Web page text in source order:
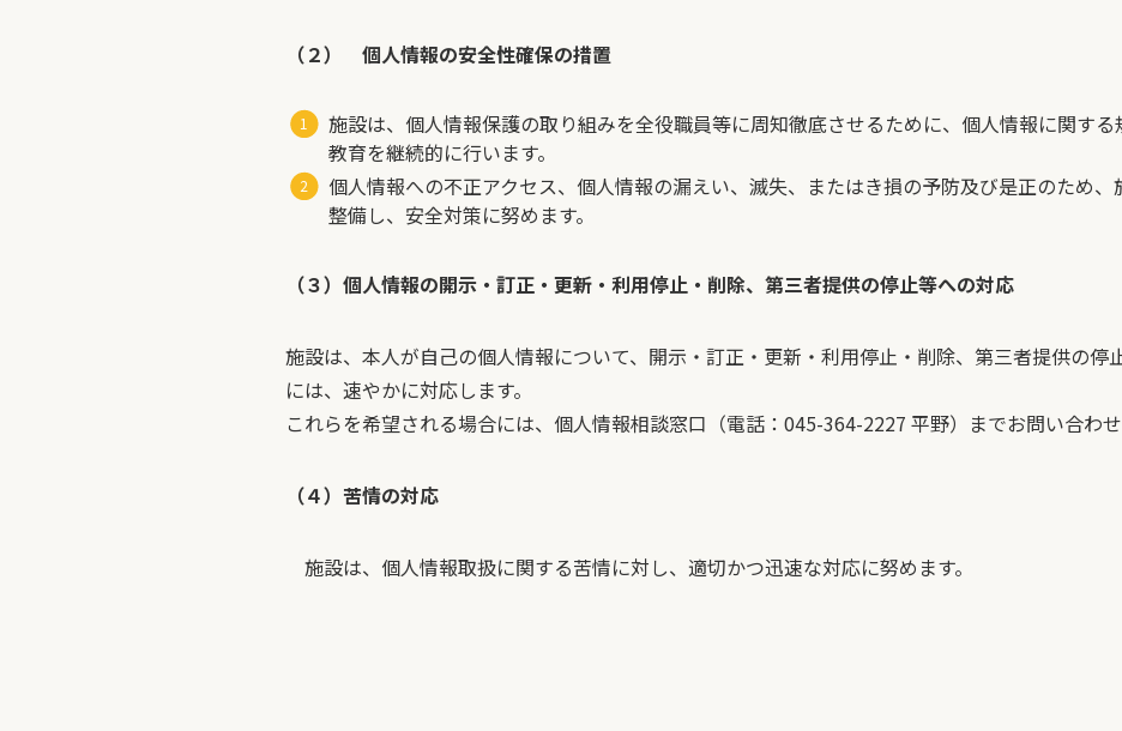
（２） 個人情報の安全性確保の措置
施設は、個人情報保護の取り組みを全役職員等に周知徹底させるために、個人情報に関す
教育を継続的に行います。
個人情報への不正アクセス、個人情報の漏えい、滅失、またはき損の予防及び是正のため
整備し、安全対策に努めます。
（３）個人情報の開示・訂正・更新・利用停止・削除、第三者提供の停止等への対応
施設は、本人が自己の個人情報について、開示・訂正・更新・利用停止・削除、第三者提供の停
には、速やかに対応します。
これらを希望される場合には、個人情報相談窓口（電話：045-364-2227 平野）までお問い合わせ
（４）苦情の対応
施設は、個人情報取扱に関する苦情に対し、適切かつ迅速な対応に努めます。